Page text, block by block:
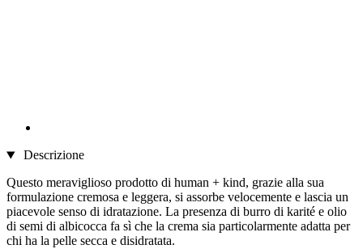
Descrizione
Questo meraviglioso prodotto di human + kind, grazie alla sua
formulazione cremosa e leggera, si assorbe velocemente e lascia un
piacevole senso di idratazione. La presenza di burro di karité e olio
di semi di albicocca fa sì che la crema sia particolarmente adatta per
chi ha la pelle secca e disidratata.